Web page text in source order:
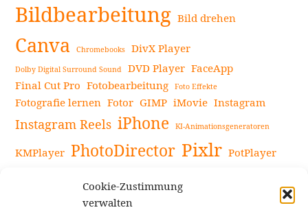
Cookie-Zustimmung
verwalten
Bildbearbeitung Bild drehen
Canva Chromebooks DivX Player
Dolby Digital Surround Sound DVD Player FaceApp
Final Cut Pro Fotobearbeitung Foto Effekte
Fotografie lernen Fotor GIMP iMovie Instagram
Instagram Reels iPhone KI-Animationsgeneratoren
KMPlayer PhotoDirector Pixlr PotPlayer
Snapseed